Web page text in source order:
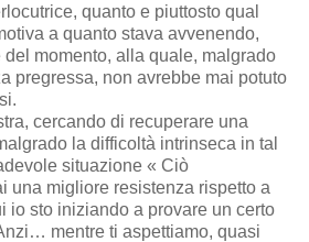
quanto e piuttosto qual
a quanto stava avvenendo,
momento, alla quale, malgrado
pregressa, non avrebbe mai potuto
cercando di recuperare una
la difficoltà intrinseca in tal
situazione « Ciò
una migliore resistenza rispetto a
io sto iniziando a provare un certo
mentre ti aspettiamo, quasi